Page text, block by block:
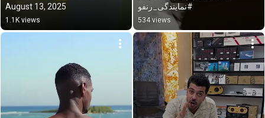
August 13, 2025
1.1K views
#نمایندگی_رنفو
534 views